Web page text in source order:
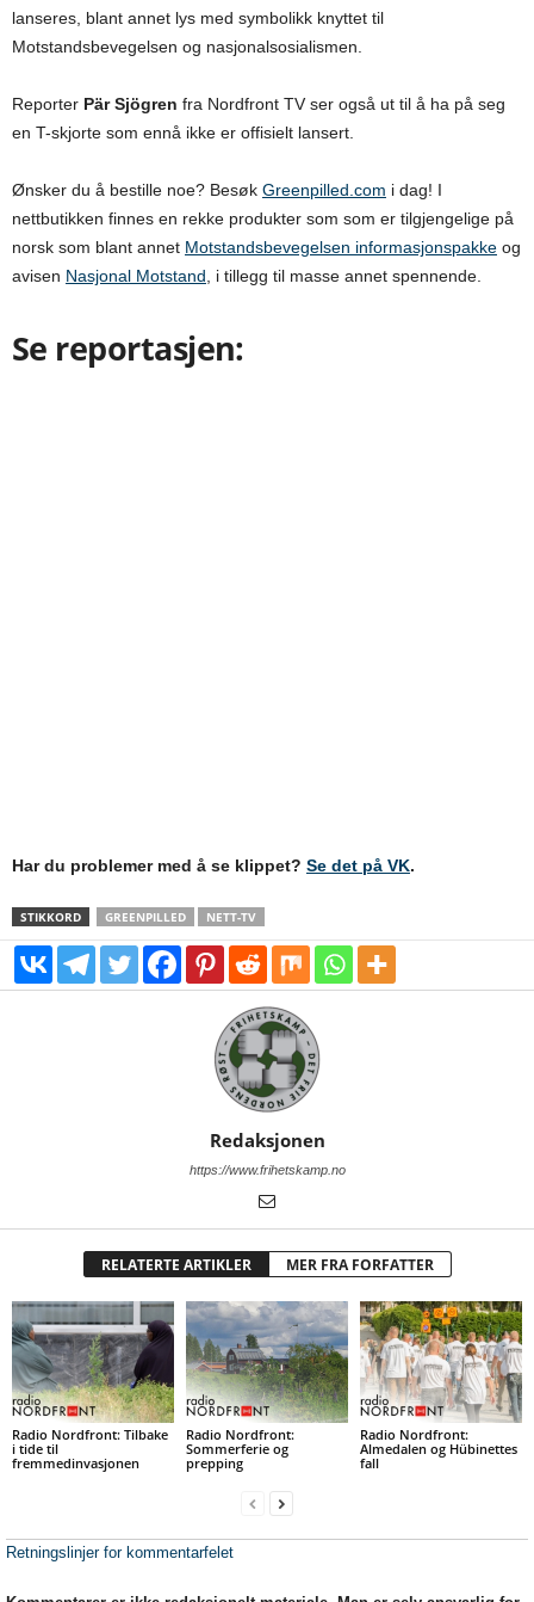
lanseres, blant annet lys med symbolikk knyttet til
Motstandsbevegelsen og nasjonalsosialismen.
Reporter Pär Sjögren fra Nordfront TV ser også ut til å ha på seg
en T-skjorte som ennå ikke er offisielt lansert.
Ønsker du å bestille noe? Besøk Greenpilled.com i dag! I
nettbutikken finnes en rekke produkter som som er tilgjengelige på
norsk som blant annet Motstandsbevegelsen informasjonspakke og
avisen Nasjonal Motstand , i tillegg til masse annet spennende.
Se reportasjen:
Har du problemer med å se klippet? Se det på VK.
STIKKORD GREENPILLED NETT-TV
Redaksjonen
https://www.frihetskamp.no
RELATERTE ARTIKLER MER FRA FORFATTER
Radio Nordfront: Tilbake
i tide til
fremmedinvasjonen
Radio Nordfront:
Sommerferie og
prepping
Radio Nordfront:
Almedalen og Hübinettes
fall
Retningslinjer for kommentarfelet